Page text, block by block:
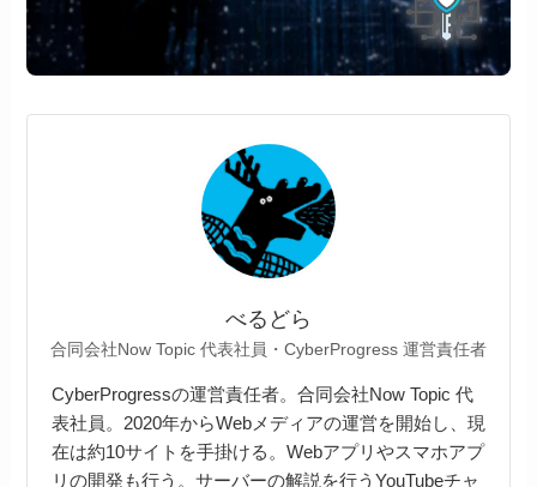
べるどら
合同会社Now Topic 代表社員・CyberProgress 運営責任者
CyberProgressの運営責任者。合同会社Now Topic 代
表社員。2020年からWebメディアの運営を開始し、現
在は約10サイトを手掛ける。Webアプリやスマホアプ
リの開発も行う。サーバーの解説を行うYouTubeチャ